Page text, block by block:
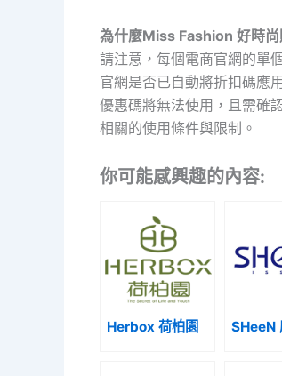
為什麼Miss Fashion 好時尚
請注意，每個電商官網的單
官網是否已自動將折扣碼應
優惠碼將無法使用，且需確
相關的使用條件與限制。
你可能感興趣的內容:
Herbox 荷柏園 SHeeN